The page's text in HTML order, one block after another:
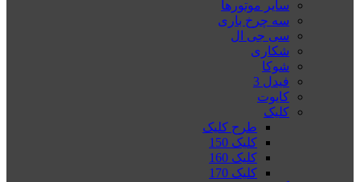
سایر موتورها
سه چرخ باری
سی جی ال
شکاری
شوکا
فیدل 3
کایوت
کلیک
طرح کلیک
کلیک 150
کلیک 160
کلیک 170